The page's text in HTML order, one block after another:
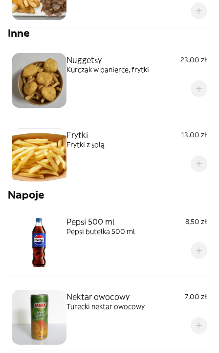
Inne
Nuggetsy
23,00 zł
Kurczak w panierce, frytki
Frytki
13,00 zł
Frytki z solą
Napoje
Pepsi 500 ml
8,50 zł
Pepsi butelka 500 ml
Nektar owocowy
7,00 zł
Turecki nektar owocowy